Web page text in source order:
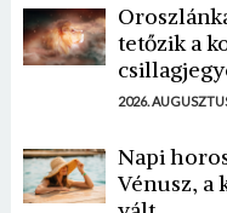
tetőzik a
2026.
Napi
Vénusz, a